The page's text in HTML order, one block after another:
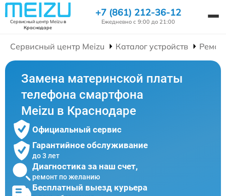
Сервисный центр Meizuв
Краснодаре
+7 (861) 212-36-12
Ежедневно с 9:00 до 21:00
Сервисный центр Meizu Каталог устройств
Замена материнской платы
телефона смартфона
Meizu в Краснодаре
Официальный сервис
Гарантийное обслуживание
до 3 лет
Диагностика за наш счет,
ремонт по желанию
Бесплатный выезд курьера